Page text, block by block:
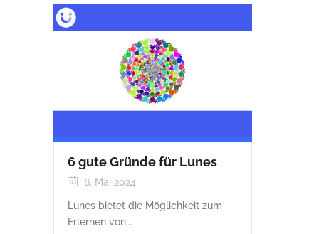
6 gute Gründe für Lunes
6. Mai 2024
Lunes bietet die Möglichkeit zum
Erlernen von...